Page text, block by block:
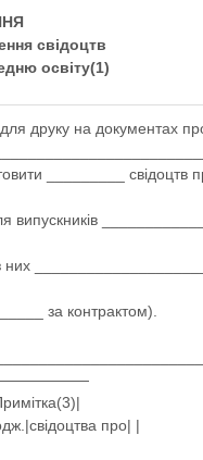
свідоцтв
освіту(1)
друку на документах
_________ свідоцтв
випускників
них
за контрактом).
про| |